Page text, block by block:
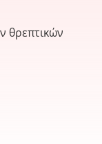
θρεπτικών